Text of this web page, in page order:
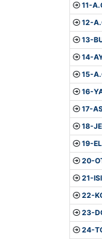
11-
12-
13-
14-
15-
16-
17-
18-
19-
20-
21-
22-
23-
24-